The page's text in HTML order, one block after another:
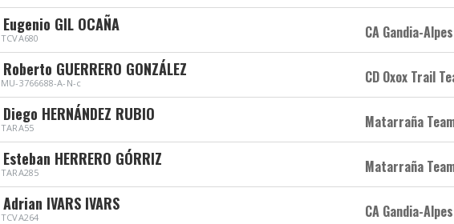
Eugenio GIL OCAÑA
TCVA680 CA Gandia-
Roberto GUERRERO GONZÁLEZ
MU-3766688-A-N-c CD Oxox Trail
Diego HERNÁNDEZ RUBIO
TARA55 Matarraña
Esteban HERRERO GÓRRIZ
TARA285 Matarraña
Adrian IVARS IVARS
TCVA264 CA Gandia-